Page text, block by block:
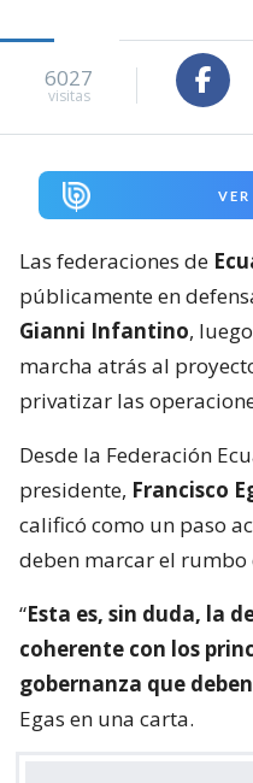
6027
visitas
VER
Las federaciones de
públicamente en
Gianni Infantino,
marcha atrás al
privatizar las
Desde la Federación
presidente, Francisco
calificó como un paso
deben marcar el
“Esta es, sin duda, la
coherente con los
gobernanza que
Egas en una carta.